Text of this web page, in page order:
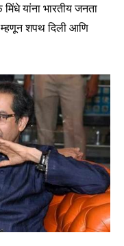
यांना भारतीय जनता
म्हणून शपथ दिली आणि